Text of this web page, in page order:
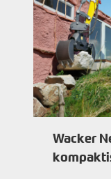
Wacker